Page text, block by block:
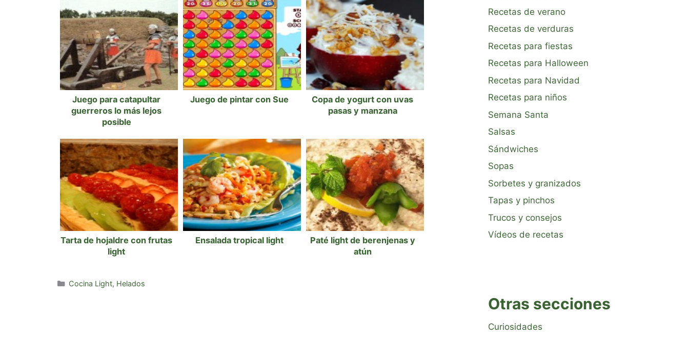
Juego para catapultar
guerreros lo más lejos
posible
Juego de pintar con Sue
Copa de yogurt con uvas
pasas y manzana
Tarta de hojaldre con frutas
light
Ensalada tropical light
Paté light de berenjenas y
atún
Categorías
Cocina Light, Helados
Recetas de verano
Recetas de verduras
Recetas para fiestas
Recetas para Halloween
Recetas para Navidad
Recetas para niños
Semana Santa
Salsas
Sándwiches
Sopas
Sorbetes y granizados
Tapas y pinchos
Trucos y consejos
Vídeos de recetas
Otras secciones
Curiosidades